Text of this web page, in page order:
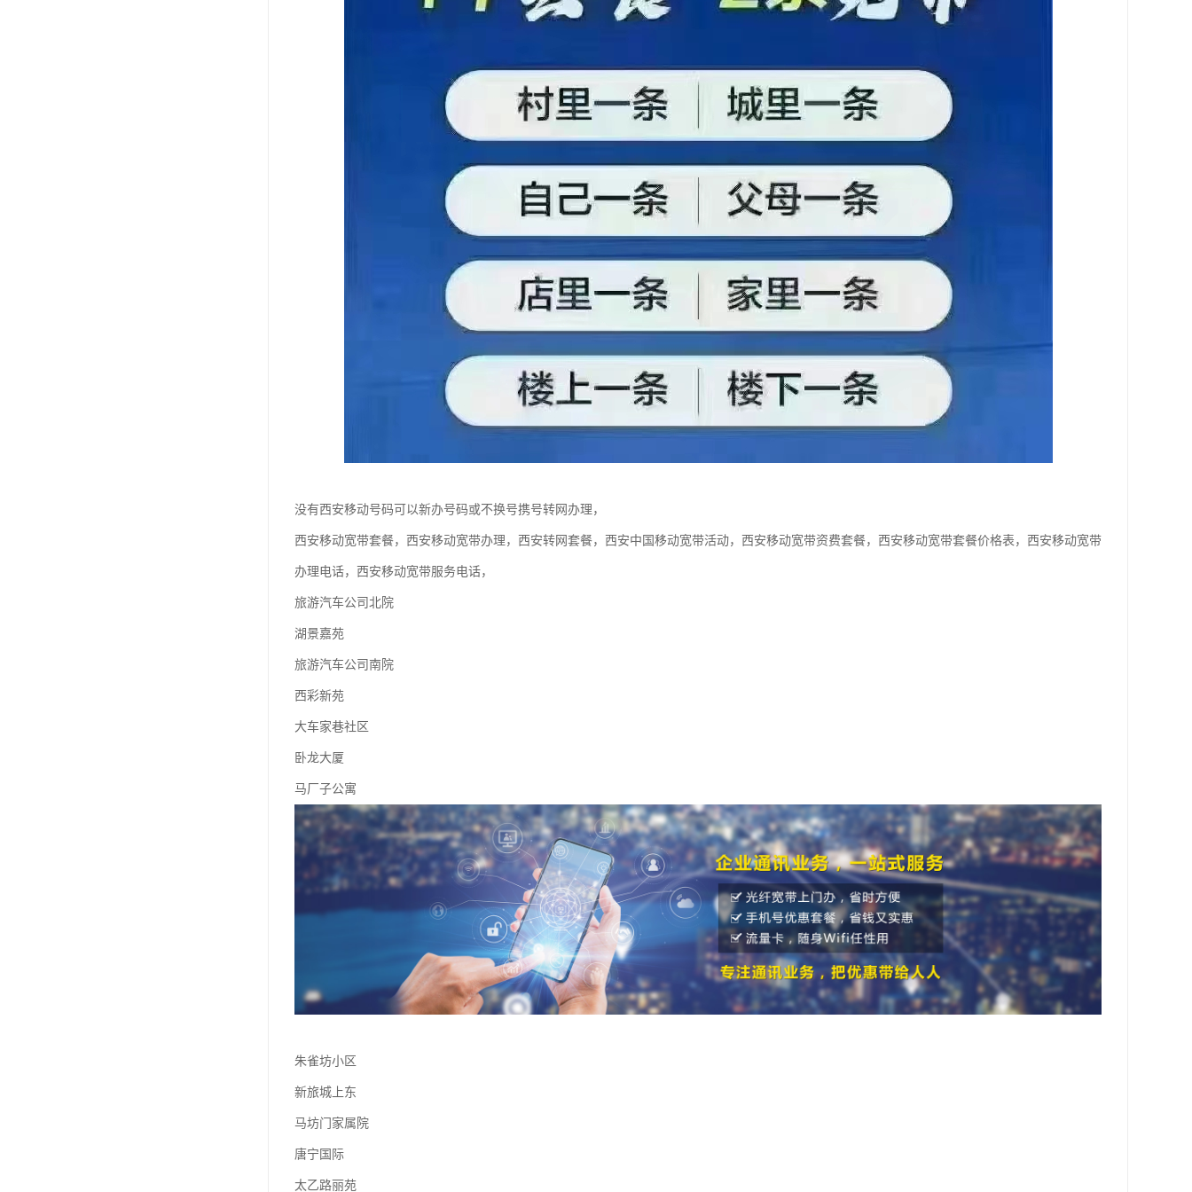
没有西安移动号码可以新办号码或不换号携号转网办理，
西安移动宽带套餐，西安移动宽带办理，西安转网套餐，西安中国移动宽带活动，西安移动宽带资费套餐，西安移动宽带套餐价格表，西安移动宽带
办理电话，西安移动宽带服务电话，
旅游汽车公司北院
湖景嘉苑
旅游汽车公司南院
西彩新苑
大车家巷社区
卧龙大厦
马厂子公寓
朱雀坊小区
新旅城上东
马坊门家属院
唐宁国际
太乙路丽苑